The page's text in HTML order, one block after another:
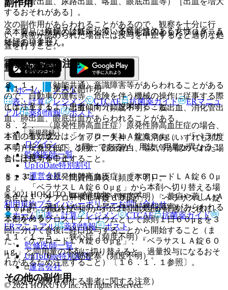
するおそれがある］。
２．２． 妊婦又は妊娠している可能性のある女性〔９．５
妊婦の項参照〕。
重要な基本的注意
８．１． 〈効能共通〉意識障害等があらわれることがある
ので、自動車の運転等、危険を伴う機械の操作に従事する際
には注意するよう患者に十分に説明すること。
８．２． 〈原発性肺高血圧症〉原発性肺高血圧症の場合、
本剤の有効成分は「ケアロードＬＡ錠６０μｇ」、「ベラサ
スＬＡ錠６０μｇ」と同一であるが、用法・用量が異なるこ
とに注意すること。
８．３． 〈原発性肺高血圧症〉「ケアロードＬＡ錠６０μ
ｇ」、「ベラサスＬＡ錠６０μｇ」から本剤へ切り替える場
合には、「ケアロードＬＡ錠６０μｇ」、「ベラサスＬＡ錠
６０μｇ」の最終投与時から１２時間以上が経過した後に、
本剤をベラプロストナトリウムとして原則１日６０μｇを３
回に分けて食後に経口投与することから開始すること（ま
た、「ケアロードＬＡ錠６０μｇ」、「ベラサスＬＡ錠６０
μｇ」と同用量の本剤に切り替えると、過量投与になるおそ
れがあるため注意すること）〔１６．１．１参照〕。
（特定の背景を有する患者に関する注意）
副作用
次の副作用があらわれることがあるので、観察を十分に行
い、異常が認められた場合には投与を中止するなど適切な処
置を行うこと。
重大な副作用
１１．１． 重大な副作用
１１．１．１． 出血傾向（頻度不明）：脳出血、消化管出
血、肺出血、眼底出血があらわれることがある。
１１．１．２． ショック、失神、意識消失（いずれも頻度
不明）：血圧低下、頻脈、顔面蒼白、嘔気等が認められた場
合には投与を中止すること。
１１．１．３． 間質性肺炎（頻度不明）。
１１．１．４． 肝機能障害（頻度不明）：黄疸や著しいＡ
ＳＴ上昇、著しいＡＬＴ上昇を伴う肝機能障害があらわれる
ことがある。
１１．１．５． 狭心症（頻度不明）。
１１．１．６． 心筋梗塞（頻度不明）。
その他の副作用
※本製品は疾病の診断・治療・予防を目的としたプログラム
ではありません。
ホーム
ノート
表・計算
レジメン CTCAE 抗菌薬ガイド
ERマニュ
アル
薬剤情報 ポスト
新規登録
ログイン
監修医師一覧
UpToDate特別割引
運営会社
© 2021 HOKUTO Inc. All rights reserved.
利用規約プライバシーポリシーお問い合わせ
ホーム
表・計算 レジメン CTCAE
抗菌薬ガイド
ERマニュアル
薬剤情報 ポスト
監修医師一覧
UpToDate特別割引
運営会社
© 2021 HOKUTO Inc. All rights reserved.